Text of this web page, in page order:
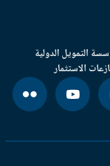
الدولية
الاستثمار